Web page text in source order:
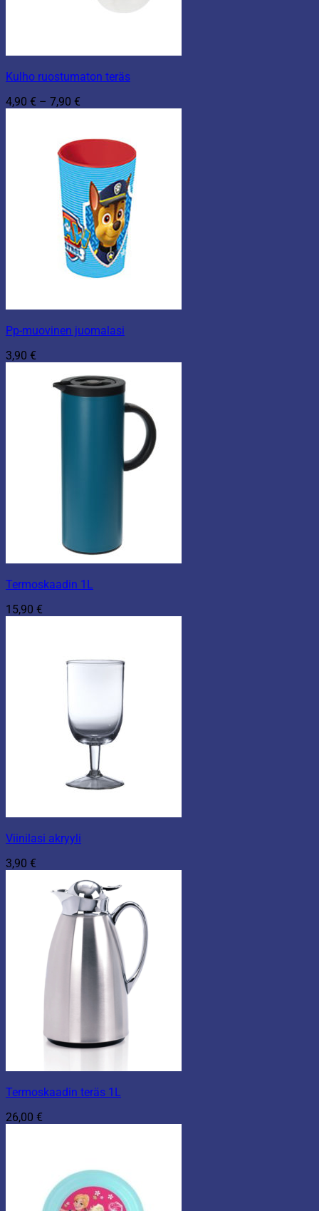
Kulho ruostumaton teräs
4,90 € – 7,90 €
7,90 €
Pp-muovinen juomalasi
3,90 €
Termoskaadin 1L
15,90 €
Viinilasi akryyli
3,90 €
Termoskaadin teräs 1L
26,00 €